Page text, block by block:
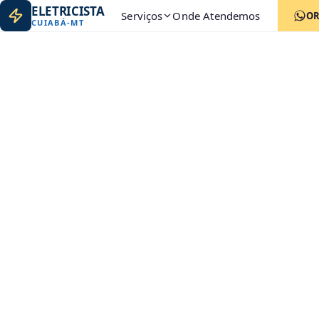
ELETRICISTA
CUIABÁ-MT Serviços Onde Atendemos